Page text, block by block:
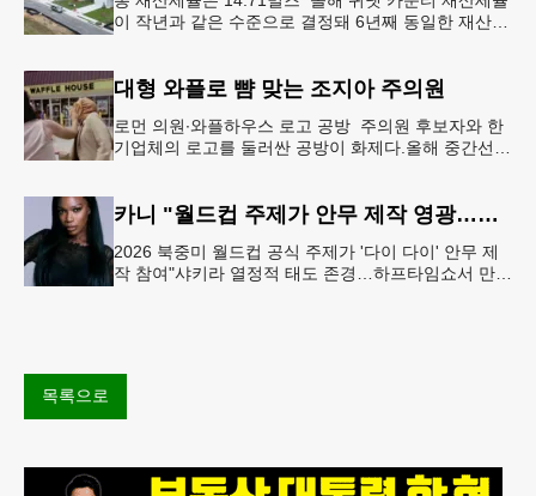
이 작년과 같은 수준으로 결정돼 6년째 동일한 재산세
대형 와플로 뺨 맞는 조지아 주의원
로먼 의원∙와플하우스 로고 공방 주의원 후보자와 한
기업체의 로고를 둘러싼 공방이 화제다.올해 중간선거
카니 "월드컵 주제가 안무 제작 영광…춤은 국경 없는 언어"
2026 북중미 월드컵 공식 주제가 '다이 다이' 안무 제
작 참여"샤키라 열정적 태도 존경…하프타임쇼서 만난
목록으로